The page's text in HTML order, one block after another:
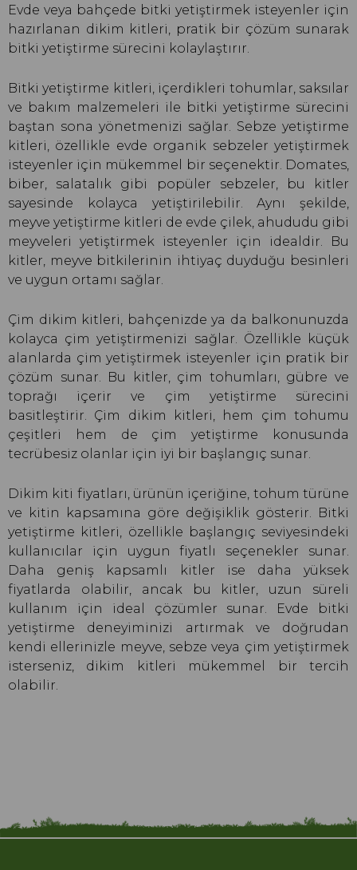
Evde veya bahçede bitki yetiştirmek isteyenler için
hazırlanan dikim kitleri, pratik bir çözüm sunarak
bitki yetiştirme sürecini kolaylaştırır.
Bitki yetiştirme kitleri, içerdikleri tohumlar, saksılar
ve bakım malzemeleri ile bitki yetiştirme sürecini
baştan sona yönetmenizi sağlar. Sebze yetiştirme
kitleri, özellikle evde organik sebzeler yetiştirmek
isteyenler için mükemmel bir seçenektir. Domates,
biber, salatalık gibi popüler sebzeler, bu kitler
sayesinde kolayca yetiştirilebilir. Aynı şekilde,
meyve yetiştirme kitleri de evde çilek, ahududu gibi
meyveleri yetiştirmek isteyenler için idealdir. Bu
kitler, meyve bitkilerinin ihtiyaç duyduğu besinleri
ve uygun ortamı sağlar.
Çim dikim kitleri, bahçenizde ya da balkonunuzda
kolayca çim yetiştirmenizi sağlar. Özellikle küçük
alanlarda çim yetiştirmek isteyenler için pratik bir
çözüm sunar. Bu kitler, çim tohumları, gübre ve
toprağı içerir ve çim yetiştirme sürecini
basitleştirir. Çim dikim kitleri, hem çim tohumu
çeşitleri hem de çim yetiştirme konusunda
tecrübesiz olanlar için iyi bir başlangıç sunar.
Dikim kiti fiyatları, ürünün içeriğine, tohum türüne
ve kitin kapsamına göre değişiklik gösterir. Bitki
yetiştirme kitleri, özellikle başlangıç seviyesindeki
kullanıcılar için uygun fiyatlı seçenekler sunar.
Daha geniş kapsamlı kitler ise daha yüksek
fiyatlarda olabilir, ancak bu kitler, uzun süreli
kullanım için ideal çözümler sunar. Evde bitki
yetiştirme deneyiminizi artırmak ve doğrudan
kendi ellerinizle meyve, sebze veya çim yetiştirmek
isterseniz, dikim kitleri mükemmel bir tercih
olabilir.